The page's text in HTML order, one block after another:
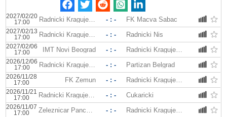
2027/02/20
17:00
Radnicki Kragujevac - : - FK Macva Sabac
2027/02/13
17:00
Radnicki Kragujevac - : - Radnicki Nis
2027/02/06
17:00
IMT Novi Beograd - : - Radnicki Kragujevac
2026/12/06
17:00
Radnicki Kragujevac - : - Partizan Belgrad
2026/11/28
17:00
FK Zemun - : - Radnicki Kragujevac
2026/11/21
17:00
Radnicki Kragujevac - : - Cukaricki
2026/11/07
17:00
Zeleznicar Pancevo - : - Radnicki Kragujevac